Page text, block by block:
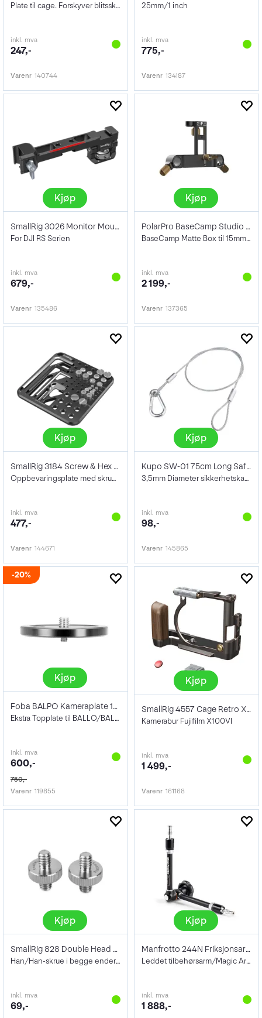
Plate til cage. Forskyver blitsskofestet
inkl. mva
247,-
Varenr 140744
25mm/1 inch
inkl. mva
775,-
Varenr 134187
Kjøp
SmallRig 3026 Monitor Mount
For DJI RS Serien
inkl. mva
679,-
Varenr 135486
Kjøp
PolarPro BaseCamp Studio 15mm Rail Mount
BaseCamp Matte Box til 15mm ROD
inkl. mva
2 199,-
Varenr 137365
Kjøp
SmallRig 3184 Screw & Hex Key Storage Pl
Oppbevaringsplate med skruer og verktøy
inkl. mva
477,-
Varenr 144671
Kjøp
Kupo SW-01 75cm Long Safety Wire
3,5mm Diameter sikkerhetskabel
inkl. mva
98,-
Varenr 145865
20%
Kjøp
Foba BALPO Kameraplate 1/4-3/8"
Ekstra Topplate til BALLO/BALLA
inkl. mva
600,-
750,-
Varenr 119855
Kjøp
SmallRig 4557 Cage Retro X100VI
Kamerabur Fujifilm X100VI
inkl. mva
1 499,-
Varenr 161168
Kjøp
SmallRig 828 Double Head Stud w/1/4"+1/4
Han/Han-skrue i begge ender 2pk
inkl. mva
69,-
Kjøp
Manfrotto 244N Friksjonsarm Stor
Leddet tilbehørsarm/Magic Arm
inkl. mva
1 888,-